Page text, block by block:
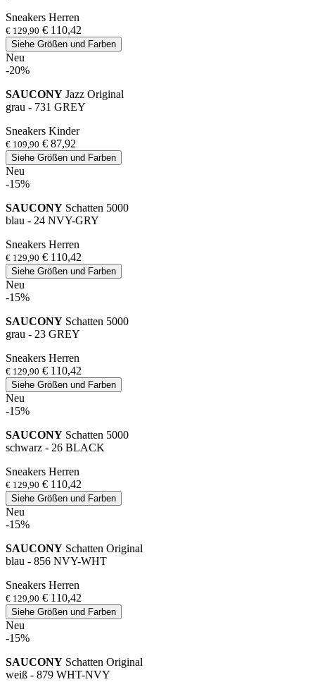
Sneakers Herren
€ 129,90 € 110,42
Siehe Größen und Farben
Neu
-20%
SAUCONY Jazz Original
grau - 731 GREY
Sneakers Kinder
€ 109,90 € 87,92
Siehe Größen und Farben
Neu
-15%
SAUCONY Schatten 5000
blau - 24 NVY-GRY
Sneakers Herren
€ 129,90 € 110,42
Siehe Größen und Farben
Neu
-15%
SAUCONY Schatten 5000
grau - 23 GREY
Sneakers Herren
€ 129,90 € 110,42
Siehe Größen und Farben
Neu
-15%
SAUCONY Schatten 5000
schwarz - 26 BLACK
Sneakers Herren
€ 129,90 € 110,42
Siehe Größen und Farben
Neu
-15%
SAUCONY Schatten Original
blau - 856 NVY-WHT
Sneakers Herren
€ 129,90 € 110,42
Siehe Größen und Farben
Neu
-15%
SAUCONY Schatten Original
weiß - 879 WHT-NVY